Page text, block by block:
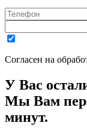
Согласен на
У Вас
Мы Вам
минут.